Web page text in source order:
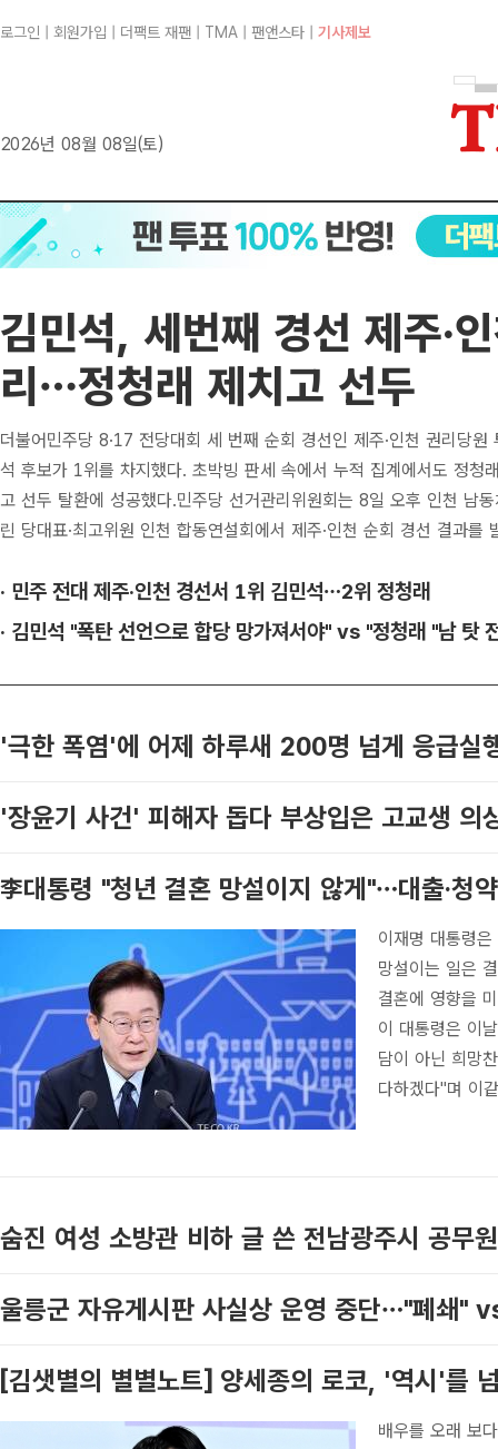
로그인 회원가입 더팩트 재팬 TMA 팬앤스타 기사제보
2026년 08월 08일(토)
김민석, 세번째 경선 제주·
리…정청래 제치고 선두
더불어민주당 8·17 전당대회 세 번째 순회 경선인 제주·인천 권리당원
석 후보가 1위를 차지했다. 초박빙 판세 속에서 누적 집계에서도 정청
고 선두 탈환에 성공했다.민주당 선거관리위원회는 8일 오후 인천 남
린 당대표·최고위원 인천 합동연설회에서 제주·인천 순회 경선 결과를
· 민주 전대 제주·인천 경선서 1위 김민석…2위 정청래
· 김민석 "폭탄 선언으로 합당 망가져서야" vs "정청래 "남 탓
'극한 폭염'에 어제 하루새 200명 넘게 응급실
'장윤기 사건' 피해자 돕다 부상입은 고교생 의
李대통령 "청년 결혼 망설이지 않게"…대출·청
이재명 대통령
망설이는 일은
결혼에 영향을
이 대통령은 이
담이 아닌 희망
다하겠다"며 이
숨진 여성 소방관 비하 글 쓴 전남광주시 공무
울릉군 자유게시판 사실상 운영 중단…"폐쇄"
[김샛별의 별별노트] 양세종의 로코, '역시'를
배우를 오래 보